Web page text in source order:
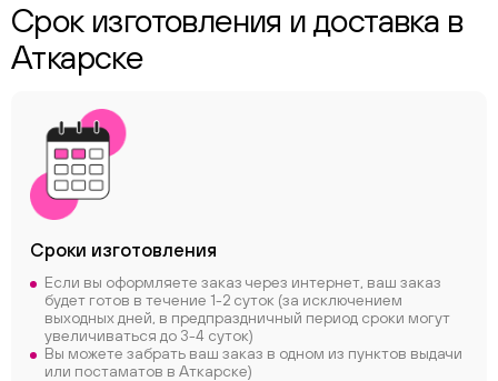
Срок изготовления и доставка в
Аткарске
Сроки изготовления
Если вы оформляете заказ через интернет, ваш заказ
будет готов в течение 1-2 суток (за исключением
выходных дней, в предпраздничный период сроки могут
увеличиваться до 3-4 суток)
Вы можете забрать ваш заказ в одном из пунктов выдачи
или постаматов в Аткарске)